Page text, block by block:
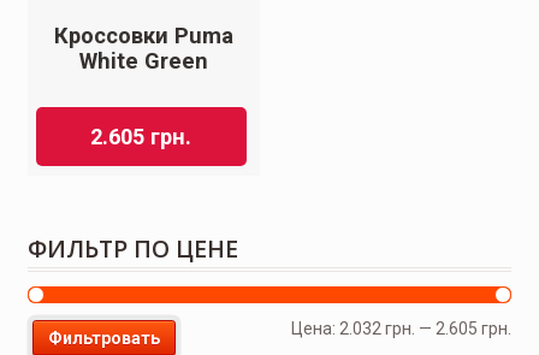
Кроссовки Puma
White Green
2.605 грн.
ФИЛЬТР ПО ЦЕНЕ
Фильтровать
Цена: 2.032 грн. — 2.605 грн.